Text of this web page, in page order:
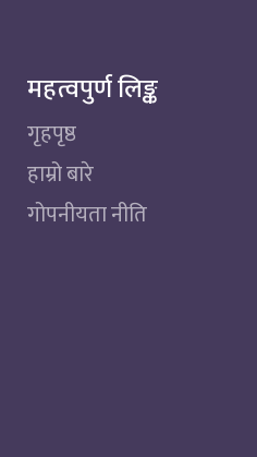
महत्वपुर्ण लिङ्क
गृहपृष्ठ
हाम्रो बारे
गोपनीयता नीति